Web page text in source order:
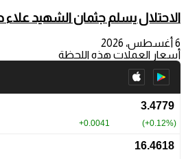
الاحتلال يسلم جثمان الشهيد علاء
6 أغسطس، 2026
أسعار العملات هذه اللحظة